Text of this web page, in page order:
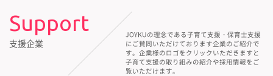
Support
支援企業
JOYKUの理念である子育て支援・保育士支援
にご賛同いただけております企業のご紹介で
す。企業様のロゴをクリックいただきますと
子育て支援の取り組みの紹介や採用情報をご
覧いただけます。